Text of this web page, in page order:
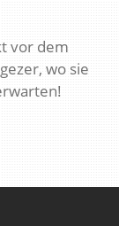
vor dem
wo sie